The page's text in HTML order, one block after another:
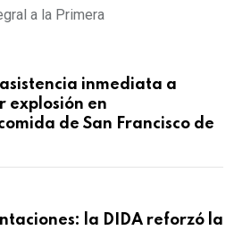
a la Primera
inmediata a
explosión en
de San Francisco de
la DIDA reforzó la